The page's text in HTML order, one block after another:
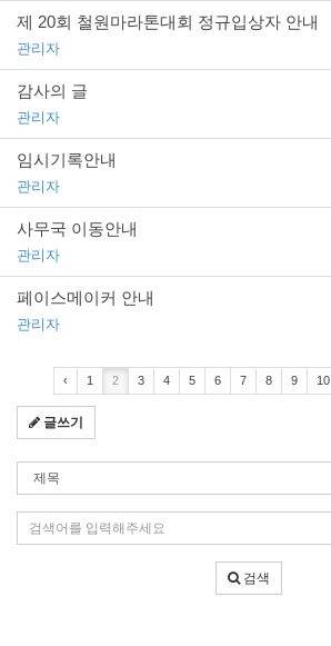
제 20회 철원마라톤대회 정규입상자 안내
관리자
감사의 글
관리자
임시기록안내
관리자
사무국 이동안내
관리자
페이스메이커 안내
관리자
‹ 1 2 3 4 5 6 7 8 9 10
글쓰기
색
조
색
어
입
검색